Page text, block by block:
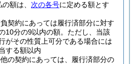
額は、 次の各号に定める額とす
契約にあっては履行済部分に対す
10分の9以内の額。 ただし、当該
がその性質上可分である場合には
する額以内
の契約にあっては、履行済部分の